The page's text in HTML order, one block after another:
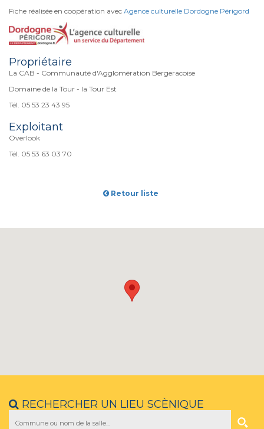
Fiche réalisée en coopération avec Agence culturelle Dordogne Périgord
Propriétaire
La CAB - Communauté d'Agglomération Bergeracoise
Domaine de la Tour - la Tour Est
Tél. 05 53 23 43 95
Exploitant
Overlook
Tél. 05 53 63 03 70
Retour liste
RECHERCHER UN LIEU SCÈNIQUE